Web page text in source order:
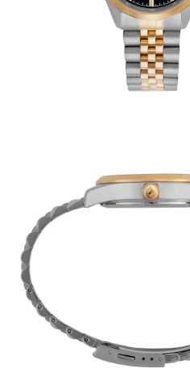
relógio feminino rose
quadrado